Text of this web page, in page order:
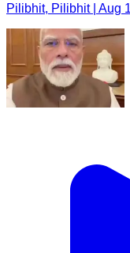
Pilibhit, Pilibhit | Aug